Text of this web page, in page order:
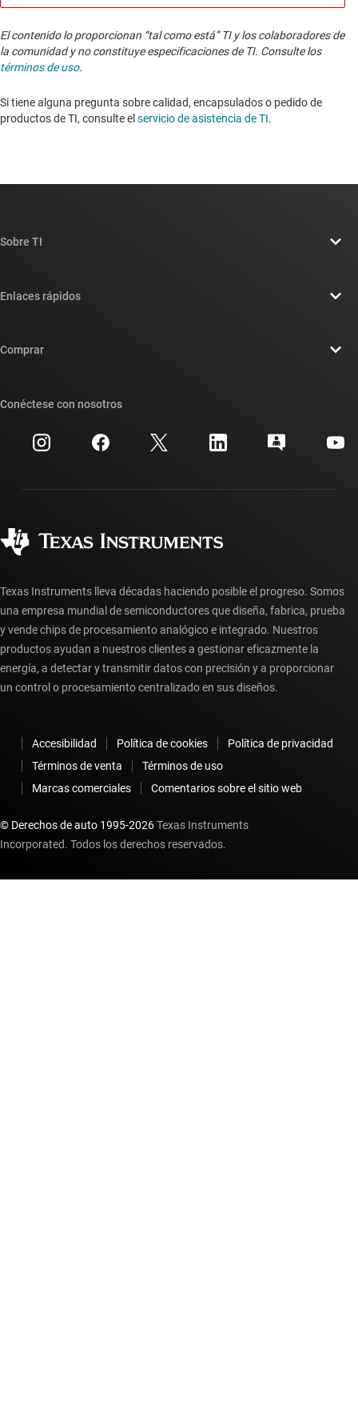
El contenido lo proporcionan “tal como está” TI y los colaboradores de
la comunidad y no constituye especificaciones de TI. Consulte los
términos de uso.
Si tiene alguna pregunta sobre calidad, encapsulados o pedido de
productos de TI, consulte el servicio de asistencia de TI. ​​​​​​​​​​​​​​
Sobre TI
Sala de redacción
Relaciones con los inversionistas
Fabricación
Enlaces rápidos
Búsqueda de referencias cruzadas
Centro de atención al cliente
Preguntas frecuentes sobre la cuenta myTI
Comprar
Preguntas frecuentes sobre pedidos
Conéctese con nosotros
Texas Instruments lleva décadas haciendo posible el progreso. Somos
una empresa mundial de semiconductores que diseña, fabrica, prueba
y vende chips de procesamiento analógico e integrado. Nuestros
productos ayudan a nuestros clientes a gestionar eficazmente la
energía, a detectar y transmitir datos con precisión y a proporcionar
un control o procesamiento centralizado en sus diseños.
Accesibilidad Política de cookies
Política de privacidad
Términos de venta
Términos de uso
Marcas comerciales
Comentarios sobre el sitio web
© Derechos de auto 1995-2026Texas Instruments
Incorporated. Todos los derechos reservados.